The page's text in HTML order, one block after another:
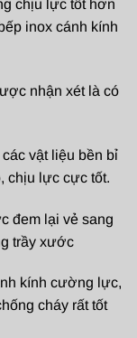
chịu lực tốt hơn
inox cánh kính
nhận xét là có
vật liệu bền bỉ
chịu lực cực tốt.
đem lại vẻ sang
trầy xước
kính cường lực,
cháy rất tốt